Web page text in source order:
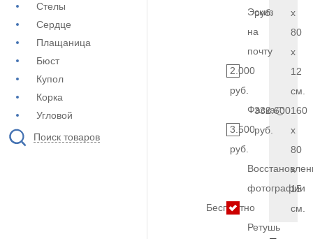
Стелы
Сердце
Плащаница
Бюст
Купол
Корка
Угловой
Поиск товаров
Эскиз
на
почту
2.000
руб.
Фаска
3.500
руб.
фотографии
Бесплатно
Ретушь
руб.
x
80
x
12
см.
332.600
руб.
160
x
80
x
15
см.